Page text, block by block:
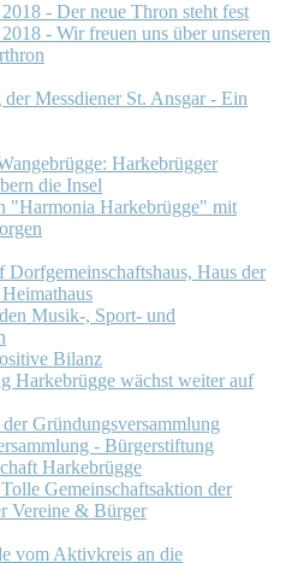
- Der neue Thron steht fest
- Wir freuen uns über unseren
der Messdiener St. Ansgar - Ein
Harkebrügger
die Insel
"Harmonia Harkebrügge" mit
Haus der
Musik-, Sport- und
Bilanz
Harkebrügge wächst weiter auf
Gründungsversammlung
- Bürgerstiftung
Harkebrügge
Gemeinschaftsaktion der
Vereine & Bürger
vom Aktivkreis an die